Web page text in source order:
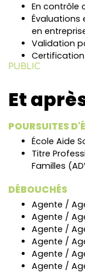
En contrôle
Évaluations
en
Validation
PUBLIC
Et
POURSUITES
École Aide
Titre
Familles
DÉBOUCHÉS
Agente /
Agente /
Agente /
Agente /
Agente /
Agente /